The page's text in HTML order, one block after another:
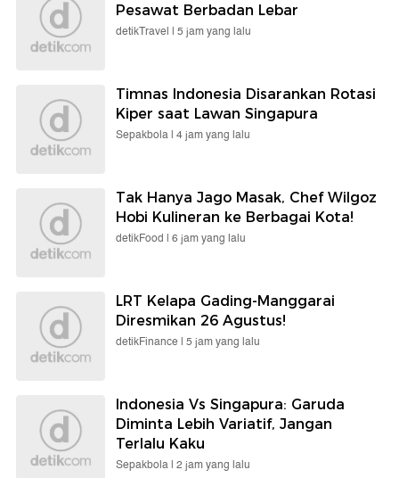
Pesawat Berbadan Lebar
detikTravel | 5 jam yang lalu
Timnas Indonesia Disarankan Rotasi
Kiper saat Lawan Singapura
Sepakbola | 4 jam yang lalu
Tak Hanya Jago Masak, Chef Wilgoz
Hobi Kulineran ke Berbagai Kota!
detikFood | 6 jam yang lalu
LRT Kelapa Gading-Manggarai
Diresmikan 26 Agustus!
detikFinance | 5 jam yang lalu
Indonesia Vs Singapura: Garuda
Diminta Lebih Variatif, Jangan
Terlalu Kaku
Sepakbola | 2 jam yang lalu